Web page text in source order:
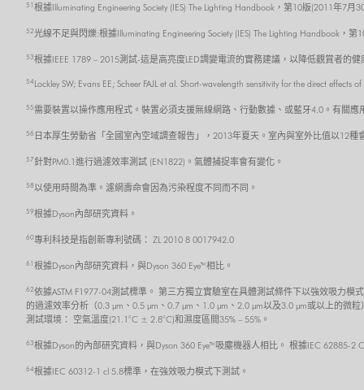
51 根據Illuminating Engineering Society (IES) The Lighting Handbook，第10版(2011年7月
52光線不足與閃爍:根據Illuminating Engineering Society (IES) The Lighting Handbook，
53根據IEEE 1789 – 2015測試-這是高亮度LED調變電流的實務建議，以降低觀賞者的健
54 Lockley SW; Evans EE; Scheer FAJL et al. Short-wavelength sensitivity for the direct
55 需要裝置以操作應用程式。裝置必須支援無線網路、行動數據、或藍牙4.0。有關
56 日本厚生勞動省「全國室內空域調查報告」，2013年夏天。室內與室外比值以12
57 針對PM0.1進行過濾效率測試 (EN1822)。氣體捕捉率會有變化。
58以使用時間為準。濾網壽命會因為污染程度不同而不同。
59根據Dyson內部研究資料。
60專利科技是指創新專利號碼： ZL 2010 8 0017942.0
61 根據Dyson內部研究資料，與Dyson 360 Eye™相比。
62依據ASTM F1977-04測試標準。 第三方獨立實驗室在具體測試條件下以強效吸力
的過濾效率分析（0.3 μm、0.5 μm、0.7 μm、1.0 μm、2.0 μm以及3.0 μm或以上的
測試環境： 空氣溫度(21.1°C ± 2.8°C)和濕度區間35% – 55%。
63根據Dyson的內部研究資料，與Dyson 360 Eye™吸塵機器人相比。 根據IEC 62885-2
64根據IEC 60312-1 cl 5.8標準，在強效吸力模式下測試。